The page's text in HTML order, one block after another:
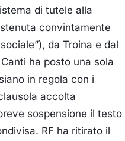
di tutele alla
convintamente
da Troina e dal
ha posto una sola
in regola con i
accolta
sospensione il testo
RF ha ritirato il